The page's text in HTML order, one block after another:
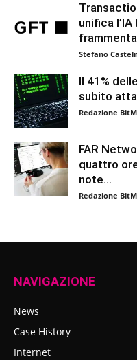
unifica
Stefano
Il 41%
subito
Redazione
FAR
quattro
note...
Redazione
NAVIGAZIONE
News
Case History
Internet